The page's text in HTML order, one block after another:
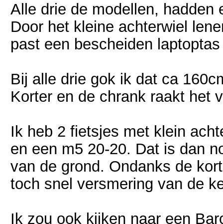
Alle drie de modellen, hadden
Door het kleine achterwiel
past een bescheiden
Bij alle drie gok ik dat ca
Korter en de chrank raakt het
Ik heb 2 fietsjes met klein
en een m5 20-20. Dat is dan
van de grond. Ondanks de
toch snel versmering van de
Ik zou ook kijken naar een